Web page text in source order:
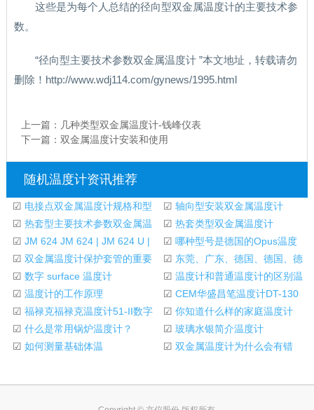
这些是为每个人总结的径向型双金属温度计的主要技术参
数。
“径向型主要技术参数双金属温度计 ”本文地址，转载请勿
删除！http://www.wdj114.com/gynews/1995.html
上一篇： 几种类型双金属温度计-钱峰仪表
下一篇： 双金属温度计安装和使用
随机温度计资讯推荐
☑ 电接点双金属温度计规格和型
号和电接点双金
☑ 轴向型安装双金属温度计
☑ 热套型主要技术参数双金属温
度计
☑ 热套类型双金属温度计
☑ JM 624 JM 624 | JM 624 U |
JM 628数字温度计
☑ 哪种型号是德国的Opus温度
计
☑ 双金属温度计保护套管的重要
性
☑ 东莞、广东、德国、德国、德
国、德国、温度
☑ 数字 surface 温度计 ☑ 温度计和普通温度计的区别温
度计
☑ 温度计的工作原理 ☑ CEM华盛昌笔温度计DT-130
接触温度计
☑ 福禄克福禄克温度计51-II数字
温度计的主要特
☑ 你知道什么样的家庭温度计
吗？
☑ 什么是常用锅炉温度计？ ☑ 玻璃水银简介温度计
☑ 如何测量基础体温 ☑ 双金属温度计为什么会有错